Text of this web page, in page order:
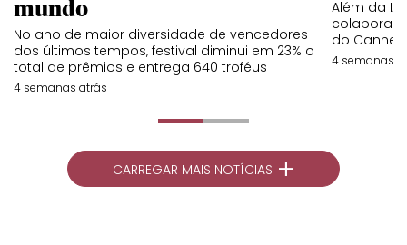
mundo
No ano de maior diversidade de vencedores
dos últimos tempos, festival diminui em 23% o
total de prêmios e entrega 640 troféus
4 semanas atrás
Além da
do Cannes
4 semanas
CARREGAR MAIS NOTÍCIAS +